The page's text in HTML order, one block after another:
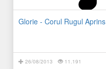
Glorie - Corul Rugul Aprins
26/08/2013 11.191